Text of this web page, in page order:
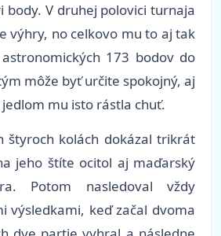
body. V druhej polovici turnaja
výhry, no celkovo mu to aj tak
173 bodov do
môže byť určite spokojný, aj
jedlom mu isto rástla chuť.
štyroch kolách dokázal trikrát
jeho štíte ocitol aj maďarský
Potom nasledoval vždy
výsledkami, keď začal dvoma